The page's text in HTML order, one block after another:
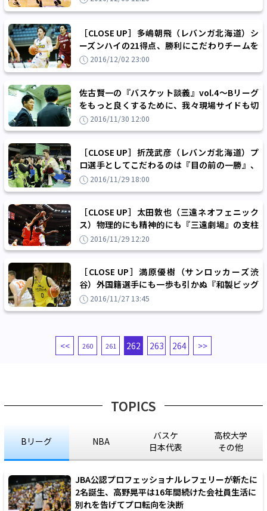
［CLOSE UP］多嶋朝飛（レバンガ北海道）シ
ーズンハイの21得点、勝利にこだわりチームを
引っ張る司令塔＆キャプテン
2016/12/02 23:00
佐古賢一の『バスケット談義』vol.4～Bリーグ
をもっと良くするために、我々現場サイドも切
磋琢磨していきたい
2016/11/30 12:00
［CLOSE UP］折茂武彦（レバンガ北海道）プ
ロ選手としてこだわるのは『目の前の一勝』、
記録はあくまで通過点
2016/11/29 18:00
［CLOSE UP］太田敦也（三遠ネオフェニック
ス）物理的にも精神的にも『三遠劇場』の支柱
となる日本人ビッグマン
2016/11/29 12:20
［CLOSE UP］満原優樹（サンロッカーズ渋
谷）外国籍選手にも一歩も引かぬ『和製ビッグ
マン』の心意気
2016/11/27 13:45
<< 260 261 262 263 264 >>
TOPICS
Bリーグ NBA
バスケ
日本代表
高校大学
その他
JBA公認プロフェッショナルレフェリーが新たに
2名誕生、高野晃平は16年間続けた会社員生活に
別れを告げてプロ転向を決断